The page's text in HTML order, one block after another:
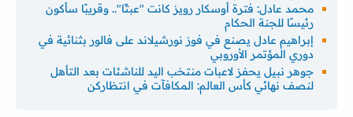
محمد عادل: فترة أوسكار رويز كانت "عبثًا".. وقريبًا سأكون
رئيسًا للجنة الحكام
إبراهيم عادل يصنع في فوز نورشيلاند على فالور بثنائية في
دوري المؤتمر الأوروبي
جوهر نبيل يحفز لاعبات منتخب اليد للناشئات بعد التأهل
لنصف نهائي كأس العالم: المكافآت في انتظاركن